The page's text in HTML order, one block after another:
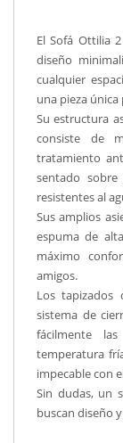
El Sofá Ottilia
diseño
cualquier
una pieza
Su estructura
consiste de
tratamiento
sentado
resistentes al
Sus amplios
espuma de
máximo
amigos.
Los tapizados
sistema de
fácilmente
temperatura
impecable con
Sin dudas, un
buscan diseño